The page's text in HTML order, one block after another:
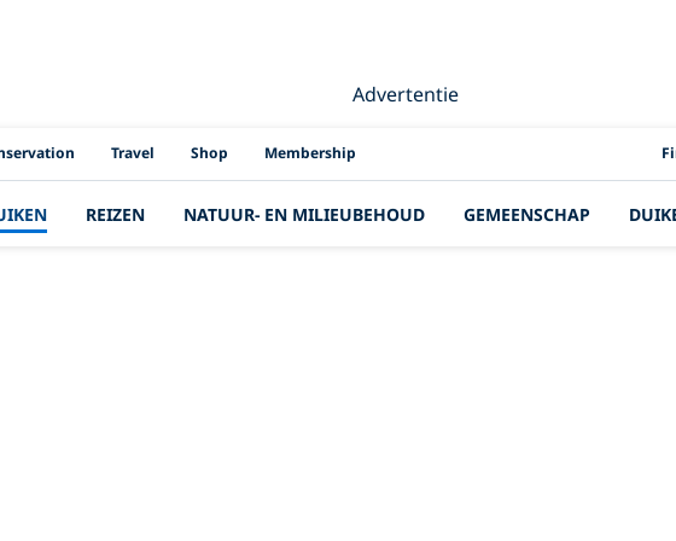
Advertentie
Travel Shop Membership
REIZEN NATUUR- EN MILIEUBEHOUD GEMEENSCHAP